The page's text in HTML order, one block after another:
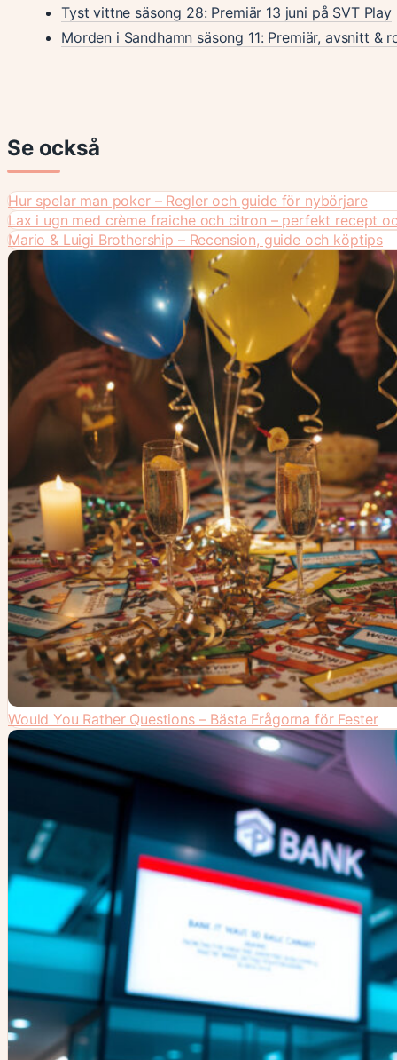
Tyst vittne säsong 28: Premiär 13 juni på SVT Play
Morden i Sandhamn säsong 11: Premiär, avsnitt &
Se också
Hur spelar man poker – Regler och guide för nybörjare
Lax i ugn med crème fraiche och citron – perfekt recept
Mario & Luigi Brothership – Recension, guide och köptips
Would You Rather Questions – Bästa Frågorna för Fester